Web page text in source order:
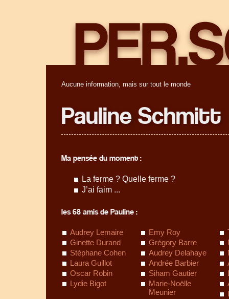
Aucune information, mais sur tout le monde
Pauline Schmitt
Ma pensée du moment :
La ferme ? Quelle ferme ?
J’ai faim ...
les 68 amis de Pauline :
Audrey Lemaire Emy Roy
Ginette Durand
Grégory Barre
Stéphane Cohen
Audrey Delahaye
Laura Guillot
Andrée Barbier
Oscar Robin
Siham Gautier
Lydie Bigot
Marie-Noëlle
Meunier